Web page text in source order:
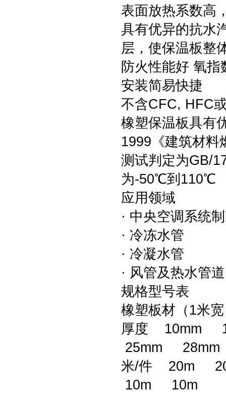
表面放热系数高
具有优异的抗水
层，使保温板整
防火性能好 氧指
安装简易快捷
不含CFC, HFC
橡塑保温板具有
1999《建筑材料
测试判定为GB/
为-50℃到110℃
应用领域
· 中央空调系统
· 冷冻水管
· 冷凝水管
· 风管及热水管
规格型号表
橡塑板材（1米
厚度 10mm
25mm
米/件 20m
10m 10m